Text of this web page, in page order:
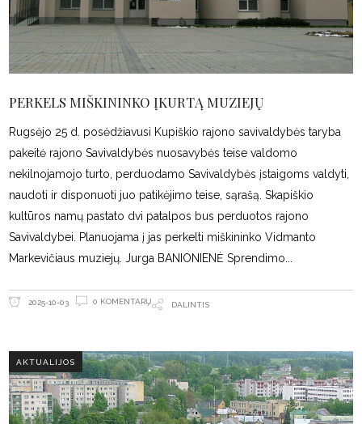
PERKELS MIŠKININKO ĮKURTĄ MUZIEJŲ
Rugsėjo 25 d. posėdžiavusi Kupiškio rajono savivaldybės taryba
pakeitė rajono Savivaldybės nuosavybės teise valdomo
nekilnojamojo turto, perduodamo Savivaldybės įstaigoms valdyti,
naudoti ir disponuoti juo patikėjimo teise, sąrašą. Skapiškio
kultūros namų pastato dvi patalpos bus perduotos rajono
Savivaldybei. Planuojama į jas perkelti miškininko Vidmanto
Markevičiaus muziejų. Jurga BANIONIENĖ Sprendimo
2025-10-03 0 KOMENTARŲ DALINTIS
AKTUALIJOS